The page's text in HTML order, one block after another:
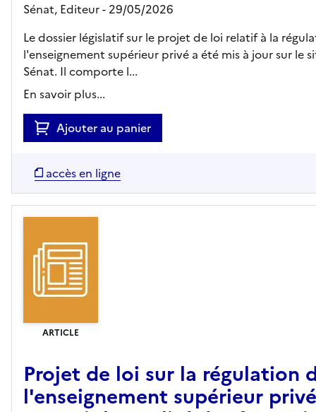
Sénat, Editeur- 29/05/2026
Le dossier législatif sur le projet de loi relatif à la
l'enseignement supérieur privé a été mis à jour sur le
Sénat. Il comporte l...
En savoir plus...
Ajouter au panier
accès en ligne
ARTICLE
Projet de loi sur la régulation
l'enseignement supérieur